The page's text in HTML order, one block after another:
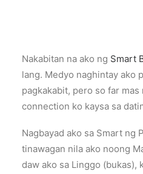
Nakabitan na ako ng Smart
lang. Medyo naghintay ako
pagkakabit, pero so far mas
connection ko kaysa sa
Nagbayad ako sa Smart ng
tinawagan nila ako noong
daw ako sa Linggo (bukas),